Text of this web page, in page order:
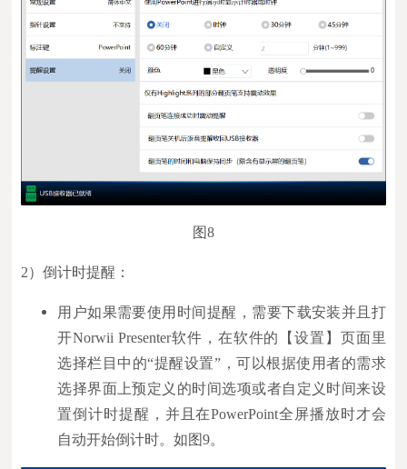
图8
2）倒计时提醒：
用户如果需要使用时间提醒，需要下载安装并且打
开Norwii Presenter软件，在软件的【设置】页面里
选择栏目中的“提醒设置”，可以根据使用者的需求
选择界面上预定义的时间选项或者自定义时间来设
置倒计时提醒，并且在PowerPoint全屏播放时才会
自动开始倒计时。如图9。